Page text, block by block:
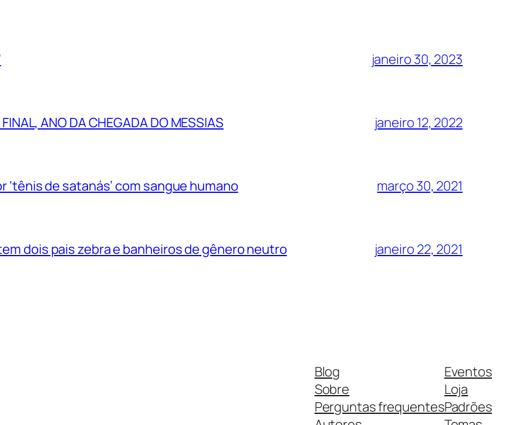
janeiro 30, 2023
ANO DA CHEGADA DO MESSIAS janeiro 12, 2022
‘tênis de satanás’ com sangue humano março 30, 2021
dois pais zebra e banheiros de gênero neutro janeiro 22, 2021
Blog
Sobre
Perguntas frequentes
Eventos
Loja
Padrões